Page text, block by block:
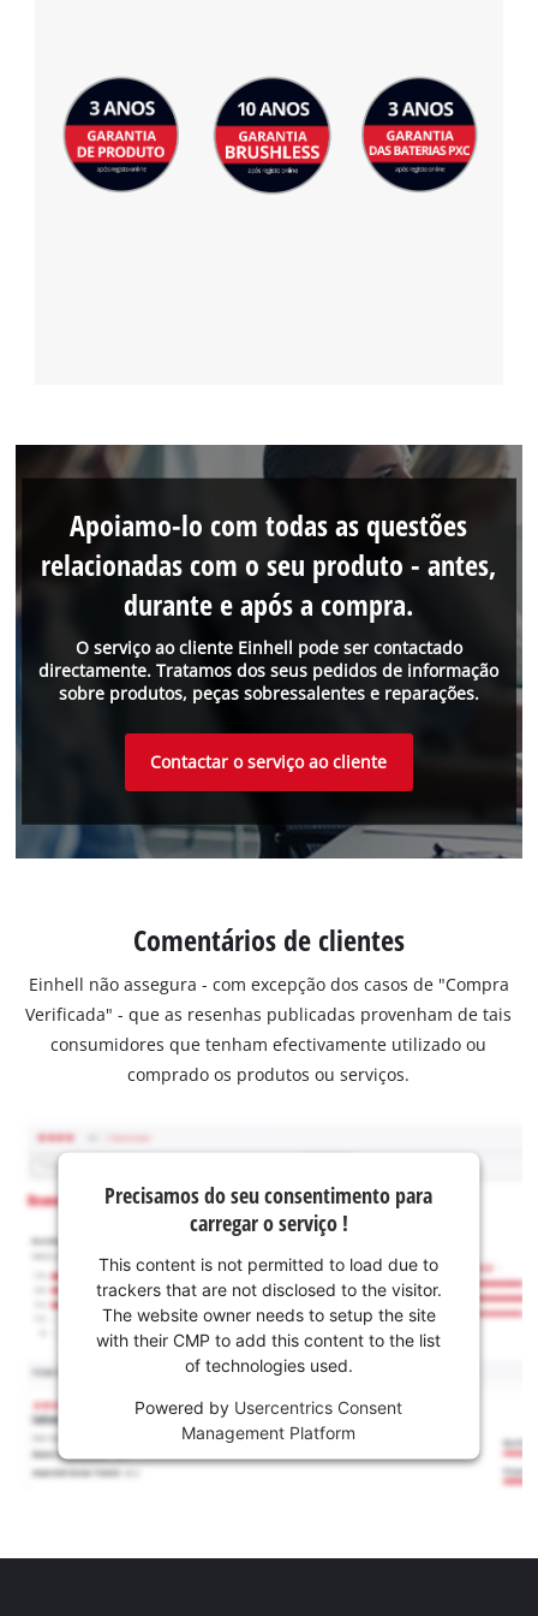
O serviço ao cliente Einhell pode ser contactado
directamente. Tratamos dos seus pedidos de informação
sobre produtos, peças sobressalentes e reparações.
Apoiamo-lo com todas as questões
relacionadas com o seu produto - antes,
durante e após a compra.
Contactar o serviço ao cliente
Comentários de clientes
Einhell não assegura - com excepção dos casos de "Compra
Verificada" - que as resenhas publicadas provenham de tais
consumidores que tenham efectivamente utilizado ou
comprado os produtos ou serviços.
Precisamos do seu consentimento para
carregar o serviço !
This content is not permitted to load due to
trackers that are not disclosed to the visitor.
The website owner needs to setup the site
with their CMP to add this content to the list
of technologies used.
Powered by Usercentrics Consent
Management Platform